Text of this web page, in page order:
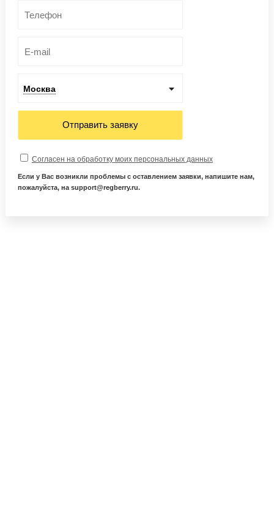
Москва
Отправить заявку
Согласен на обработку моих персональных данных
Если у Вас возникли проблемы с оставлением заявки, напишите нам,
пожалуйста, на support@regberry.ru.